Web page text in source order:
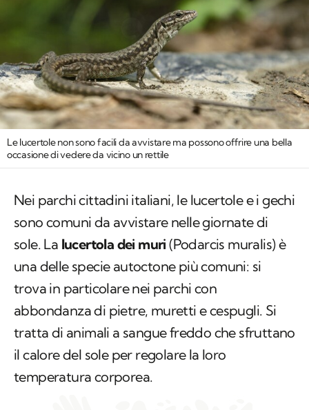
Le lucertole non sono facili da avvistare ma possono offrire una bella
occasione di vedere da vicino un rettile
Nei parchi cittadini italiani, le lucertole e i gechi
sono comuni da avvistare nelle giornate di
sole. La lucertola dei muri (Podarcis muralis) è
una delle specie autoctone più comuni: si
trova in particolare nei parchi con
abbondanza di pietre, muretti e cespugli. Si
tratta di animali a sangue freddo che sfruttano
il calore del sole per regolare la loro
temperatura corporea.